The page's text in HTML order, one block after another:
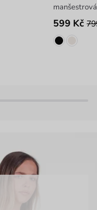
599 Kč